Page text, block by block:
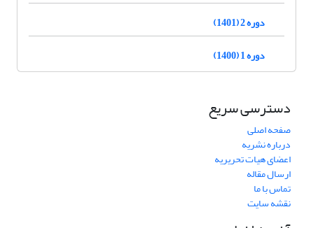
دوره 2 (1401)
دوره 1 (1400)
دسترسی سریع
صفحه اصلی
درباره نشریه
اعضای هیات تحریریه
ارسال مقاله
تماس با ما
نقشه سایت